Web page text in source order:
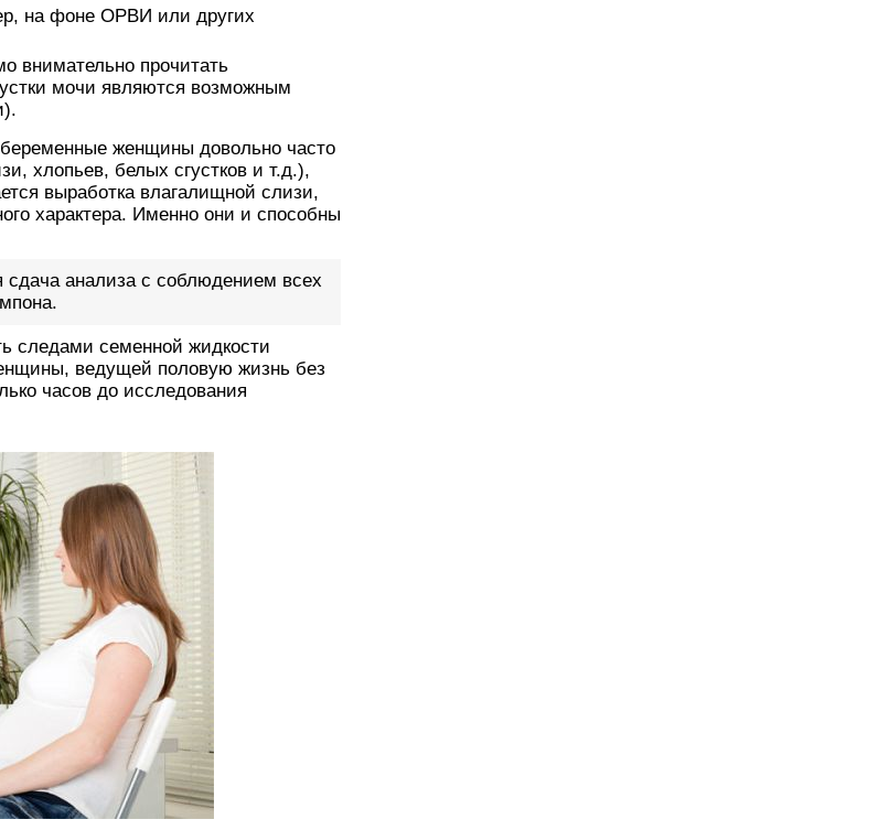
на фоне ОРВИ или других
внимательно прочитать
мочи являются возможным
женщины довольно часто
хлопьев, белых сгустков и т.д.),
выработка влагалищной слизи,
характера. Именно они и способны
сдача анализа с соблюдением всех
следами семенной жидкости
ведущей половую жизнь без
часов до исследования